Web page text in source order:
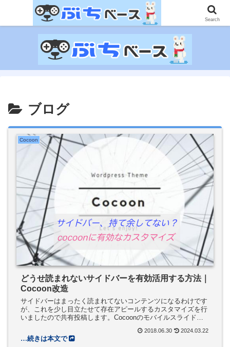
ゲームに課金して得た情報をゲーム記事に仕上げて、収益以上の課金をする無
限機関サイトです。
ブログ
Cocoon
どうせ読まれないサイドバーを有効活用する方法｜
Cocoon改造
サイドバーはまったく読まれてないコンテンツになるわけです
が、これを少し目立たせて存在アピールするカスタマイズを行
いましたので共有投稿します。Cocoonのモバイルスライドイ
イコンと文字を変えて、別の要素に切り替えて内容を示すとい
うカスタマイズです。
2018.06.30 2024.03.22
Search